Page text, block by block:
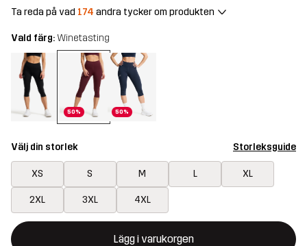
Ta reda på vad 174 andra tycker om produkten
Vald färg: Winetasting
50% 50%
Välj din storlek Storleksguide
XS S M L XL
2XL 3XL 4XL
Lägg i varukorgen
Denna knapp kommer att öppna en modal som bekräftar en ny
{{size}} inte tillgänglig